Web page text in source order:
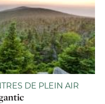
DE PLEIN AIR